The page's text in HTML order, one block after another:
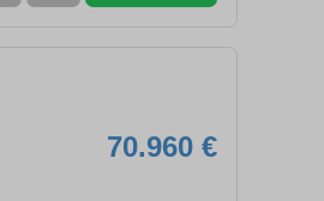
70.960 €